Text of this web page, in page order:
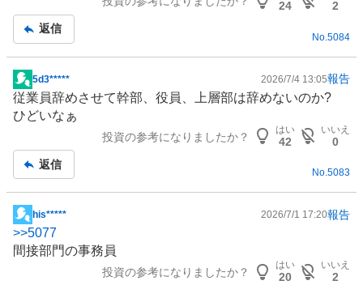
24
2
返信
No. 5084
掲
示
板
5d3***** 2026/7/4 13:05報告
従業員辞めさせて幹部、役員、上層部は辞めないのか?
ひどいなぁ
投資の参考になりましたか？
はい
42
いいえ
0
返信
No.5083
掲
示
板
his***** 2026/7/1 17:20報告
>>5077
間接部門の事務員
投資の参考になりましたか？
はい
20
いいえ
2